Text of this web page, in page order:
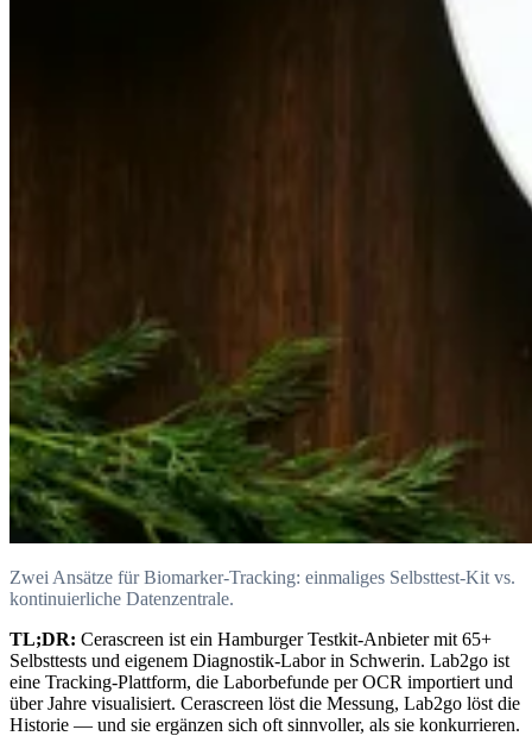
Zwei Ansätze für Biomarker-Tracking: einmaliges Selbsttest-Kit vs.
kontinuierliche Datenzentrale.
TL;DR: Cerascreen ist ein Hamburger Testkit-Anbieter mit 65+
Selbsttests und eigenem Diagnostik-Labor in Schwerin. Lab2go ist
eine Tracking-Plattform, die Laborbefunde per OCR importiert und
über Jahre visualisiert. Cerascreen löst die Messung, Lab2go löst die
Historie — und sie ergänzen sich oft sinnvoller, als sie konkurrieren.